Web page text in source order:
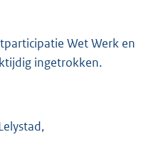
Wet Werk en
ingetrokken.